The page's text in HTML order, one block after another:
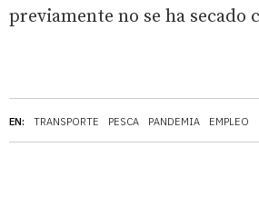
EN: TRANSPORTE PESCA PANDEMIA EMPLEO
previamente no se ha secado